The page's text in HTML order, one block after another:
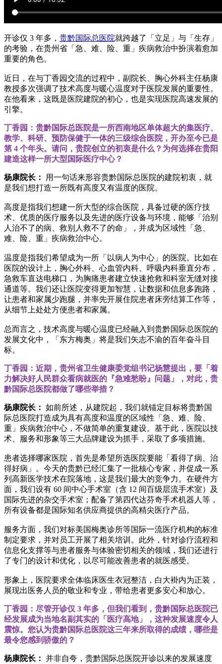
开诊仅 3 年多， 贵黔国际总医院就跨越了「立足」与「生存」
的考验，在贵州省「急、难、险、重」疾病救治中扮演着愈加
重要的角色。
近日，在与丁香园交流的过程中，副院长、胸心外科主任杨康
教授多次强调了技术高度与暖心温度对于医院发展的重要性。
在他看来，这既是医院建院的初心，也是实现医院高速发展的
引擎。
丁香园：贵黔国际总医院是一所西南地区单体超大的集医疗、
教学、科研、预防保健于一体的三级综合医院，开办至今已是
第 4 个年头。请问，贵院创立的初衷是什么？为何选择在贵阳
建造这样一所大型国际医疗中心？
杨康院长：
用一句话来形容贵黔国际总医院的建院初衷，就
是我们想打造一所既有高度又有温度的医院。
高度是指我们想建一所大型的综合医院，具备过硬的医疗技
术、优质的医疗服务以及先进的医疗设备与环境，能够「治别
人治不了的病、救别人救不了的命」，并成为区域性「急、
难、险、重」疾病救治中心。
温度是指我们希望成为一所「以病人为中心」的医院。比如在
医院的设计上，胸心外科、心血管内科、呼吸内科垂直分布，
急救车直达电梯口，为胸痛患者建立快速抢救和科室无缝对接
通道等。我们还让医院变得更加智慧，让数据和信息多跑路，
让患者和家属少跑腿，并率先开展住院患者床旁结算工作等，
从细节上处处方便患者和家属。
总而言之，技术高度与暖心温度已经融入到贵黔国际总医院的
发展文化中，「东方梅奥」将是我们矢志不渝的百年奋斗目
标。
丁香园：近期，贵州省卫生健康委党组书记杨慧提出，要「着
力解决好人民群众看病就医的『急难愁盼』问题」，对此，贵
黔国际总医院都做了哪些举措？
杨康院长： 如前所述，从建院起，我们就锚定目标将贵黔国
际总医院打造成为具有高度和温度的区域性「急、难、险、
重」疾病救治中心，不做简单的重复建设。基于此，医院以技
术、服务和形象等三大品牌建设为抓手，采取了多项措施。
患者选择哪家医院，首先是希望所选医院要能「看得了病、治
得好病」。今天的贵黔已经汇集了一批核心专家，并促成一系
列高新医学技术在院落地，这是我们最大的竞争力。在硬件方
面，我们设有 60 间中心手术室（含 12 间百级层流手术室）及
国际先进的杂交手术室；配备了第四代达芬奇手术机器人等，
所有设备都是国际知名供应商提供的高精尖医疗产品。
服务方面，我们对标美国梅奥诊所等国际一流医疗机构的标准
制定要求，并对员工开展了相关培训。此外，针对诊疗流程和
信息化支撑等与患者服务与体验密切相关的领域，我们还进行
了专门的设计和优化，以尽可能改善患者的就医感受。
形象上，医院要求全体临床医生衣冠整洁，白大褂内为正装，
展现出医务人员的敬业和专业，带给患者更多安心和放心。
丁香园：尽管开诊仅 3 年多，但我们看到，贵黔国际总医院已
经发展成为当地名副其实的「医疗高地」，这种发展速度令人
震惊。您认为贵黔国际总医院这三年来所取得的成绩，哪些是
最令您感到骄傲的？
杨康院长： 并非自夸，贵黔国际总医院开诊以来的发展速度